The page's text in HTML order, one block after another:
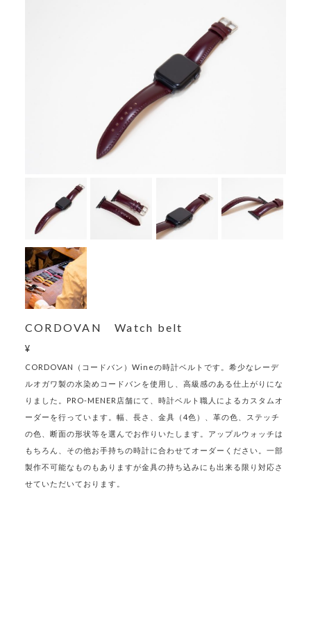
CORDOVAN Watch belt
¥
CORDOVAN（コードバン）Wineの時計ベルトです。希少なレーデ
ルオガワ製の水染めコードバンを使用し、高級感のある仕上がりにな
りました。PRO-MENER店舗にて、時計ベルト職人によるカスタムオ
ーダーを行っています。幅、長さ、金具（4色）、革の色、ステッチ
の色、断面の形状等を選んでお作りいたします。アップルウォッチは
もちろん、その他お手持ちの時計に合わせてオーダーください。一部
製作不可能なものもありますが金具の持ち込みにも出来る限り対応さ
せていただいております。